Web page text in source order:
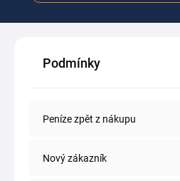
Podmínky
Peníze zpět z nákupu
Nový zákazník